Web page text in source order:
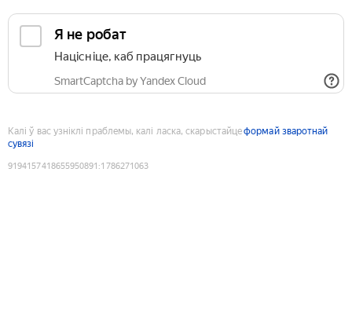
Я не робат
Націсніце, каб працягнуць
SmartCaptcha by Yandex Cloud
Калі ў вас узніклі праблемы, калі ласка, скарыстайцеформай зваротнай
сувязі
9194157418655950891 :1786271063